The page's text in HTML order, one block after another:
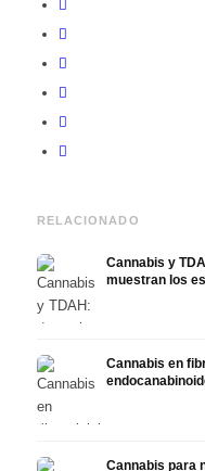
RELACIONADO
Cannabis y
muestran los
Cannabis en
Cannabis para